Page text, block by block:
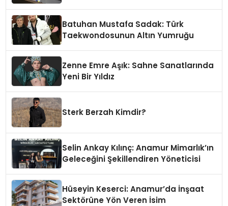
Batuhan Mustafa Sadak: Türk
Taekwondosunun Altın Yumruğu
Zenne Emre Aşık: Sahne Sanatlarında
Yeni Bir Yıldız
Sterk Berzah Kimdir?
Selin Ankay Kılınç: Anamur Mimarlık’ın
Geleceğini Şekillendiren Yöneticisi
Hüseyin Keserci: Anamur’da İnşaat
Sektörüne Yön Veren İsim